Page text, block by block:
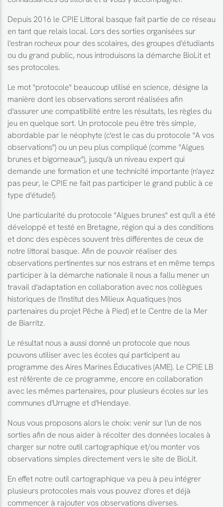
Depuis 2016 le CPIE Littoral basque fait partie de ce réseau
en tant que relais local. Lors des sorties organisées sur
l'estran rocheux pour des scolaires, des groupes d'étudiants
ou du grand public, nous introduisons la démarche BioLit et
ses protocoles.
Le mot "protocole" beaucoup utilisé en science, désigne la
manière dont les observations seront réalisées afin
d'assurer une compatibilité entre les résultats, les règles du
jeu en quelque sort. Un protocole peu être très simple,
abordable par le néophyte (c'est le cas du protocole "A vos
observations") ou un peu plus compliqué (comme "Algues
brunes et bigorneaux"), jusqu'à un niveau expert qui
demande une formation et une technicité importante (n'ayez
pas peur, le CPIE ne fait pas participer le grand public à ce
type d'étude!).
Une particularité du protocole "Algues brunes" est qu'il a été
développé et testé en Bretagne, région qui a des conditions
et donc des espèces souvent très différentes de ceux de
notre littoral basque. Afin de pouvoir réaliser des
observations pertinentes sur nos estrans et en même temps
participer à la démarche nationale il nous a fallu mener un
travail d'adaptation en collaboration avec nos collègues
historiques de l'Institut des Milieux Aquatiques (nos
partenaires du projet Pêche à Pied) et le Centre de la Mer
de Biarritz.
Le résultat nous a aussi donné un protocole que nous
pouvons utiliser avec les écoles qui participent au
programme des Aires Marines Éducatives (AME). Le CPIE LB
est référente de ce programme, encore en collaboration
avec les mêmes partenaires, pour plusieurs écoles sur les
communes d'Urrugne et d'Hendaye.
Nous vous proposons alors le choix: venir sur l'un de nos
sorties afin de nous aider à récolter des données locales à
charger sur notre outil cartographique et/ou monter vos
observations simples directement vers le site de BioLit.
En effet notre outil cartographique va peu à peu intégrer
plusieurs protocoles mais vous pouvez d'ores et déjà
commencer à rajouter vos observations diverses.